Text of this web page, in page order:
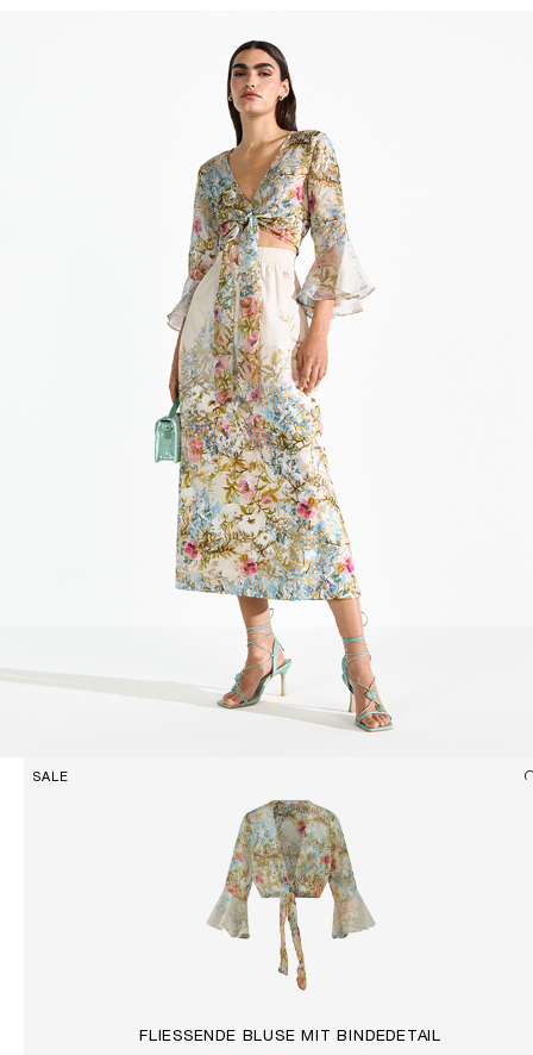
SALE
FLIESSENDE BLUSE MIT BINDEDETAIL